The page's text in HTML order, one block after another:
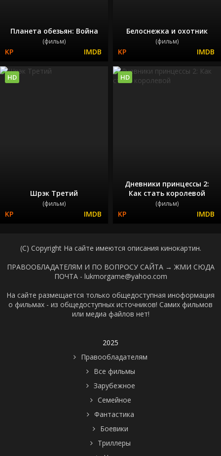
Планета обезьян: Война
(фильм)
Белоснежка и охотник
(фильм)
Шрэк Третий
(фильм)
HD
Дневники принцессы 2:
Как стать королевой
(фильм)
HD
(C) Copyright На сайте имеются описания кинокартин.
ПРАВООБЛАДАТЕЛЯМ И ПО ВОПРОСУ САЙТА → ЖМИ СЮДА
ПОЧТА - lukmorgame@yahoo.com
На сайте размещается только общедоступная иноформация
о фильмах - из общедоступных источников! Самих фильмов
или медиа файлов нет!
2025
Правообладателям
Все фильмы
Зарубежное
Семейное
Фантастика
Боевики
Триллеры